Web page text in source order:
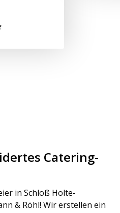
Catering-
in Schloß Holte-
& Röhl! Wir erstellen ein